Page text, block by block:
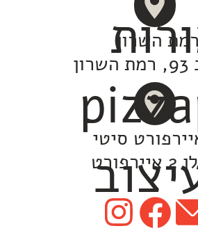
השרון
סיטי
רחוב גולן 2 איירפורט